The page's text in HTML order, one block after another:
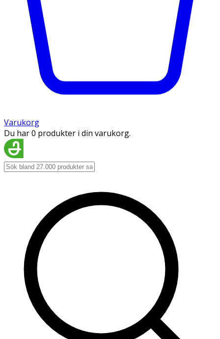
Varukorg
Du har 0 produkter i din varukorg.